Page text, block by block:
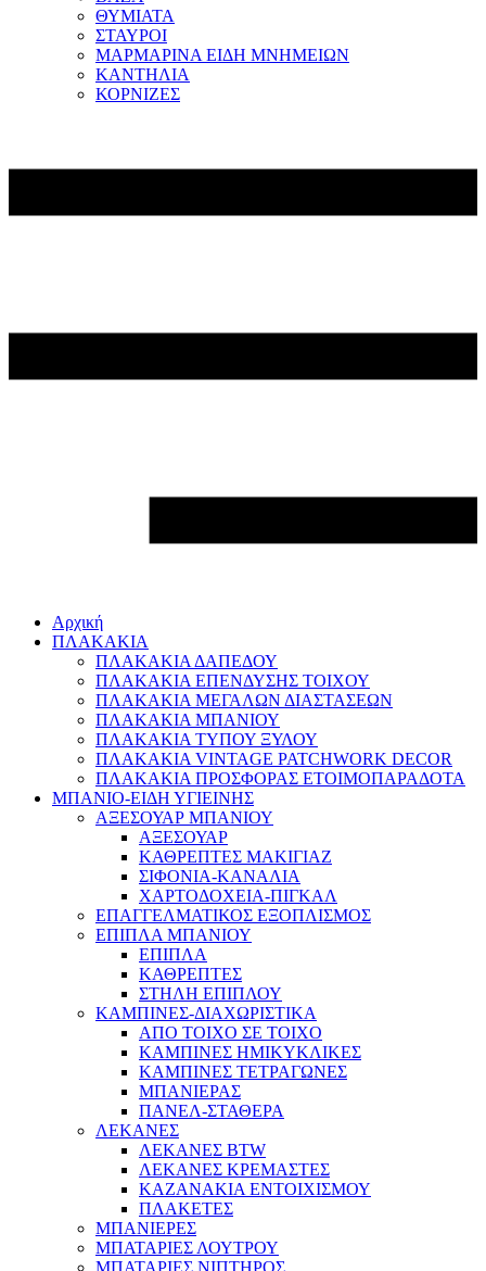
ΘΥΜΙΑΤΑ
ΣΤΑΥΡΟΙ
ΜΑΡΜΑΡΙΝΑ ΕΙΔΗ ΜΝΗΜΕΙΩΝ
ΚΑΝΤΗΛΙΑ
ΚΟΡΝΙΖΕΣ
Αρχική
ΠΛΑΚΑΚΙΑ
ΠΛΑΚΑΚΙΑ ΔΑΠΕΔΟΥ
ΠΛΑΚΑΚΙΑ ΕΠΕΝΔΥΣΗΣ ΤΟΙΧΟΥ
ΠΛΑΚΑΚΙΑ ΜΕΓΑΛΩΝ ΔΙΑΣΤΑΣΕΩΝ
ΠΛΑΚΑΚΙΑ ΜΠΑΝΙΟΥ
ΠΛΑΚΑΚΙΑ ΤΥΠΟΥ ΞΥΛΟΥ
ΠΛΑΚΑΚΙΑ VINTAGE PATCHWORK DECOR
ΠΛΑΚΑΚΙΑ ΠΡΟΣΦΟΡΑΣ ΕΤΟΙΜΟΠΑΡΑΔΟΤΑ
ΜΠΑΝΙΟ-ΕΙΔΗ ΥΓΙΕΙΝΗΣ
ΑΞΕΣΟΥΑΡ ΜΠΑΝΙΟΥ
ΑΞΕΣΟΥΑΡ
ΚΑΘΡΕΠΤΕΣ ΜΑΚΙΓΙΑΖ
ΣΙΦΟΝΙΑ-ΚΑΝΑΛΙΑ
ΧΑΡΤΟΔΟΧΕΙΑ-ΠΙΓΚΑΛ
ΕΠΑΓΓΕΛΜΑΤΙΚΟΣ ΕΞΟΠΛΙΣΜΟΣ
ΕΠΙΠΛΑ ΜΠΑΝΙΟΥ
ΕΠΙΠΛΑ
ΚΑΘΡΕΠΤΕΣ
ΣΤΗΛΗ ΕΠΙΠΛΟΥ
ΚΑΜΠΙΝΕΣ-ΔΙΑΧΩΡΙΣΤΙΚΑ
ΑΠΟ ΤΟΙΧΟ ΣΕ ΤΟΙΧΟ
ΚΑΜΠΙΝΕΣ ΗΜΙΚΥΚΛΙΚΕΣ
ΚΑΜΠΙΝΕΣ ΤΕΤΡΑΓΩΝΕΣ
ΜΠΑΝΙΕΡΑΣ
ΠΑΝΕΛ-ΣΤΑΘΕΡΑ
ΛΕΚΑΝΕΣ
ΛΕΚΑΝΕΣ BTW
ΛΕΚΑΝΕΣ ΚΡΕΜΑΣΤΕΣ
ΚΑΖΑΝΑΚΙΑ ΕΝΤΟΙΧΙΣΜΟΥ
ΠΛΑΚΕΤΕΣ
ΜΠΑΝΙΕΡΕΣ
ΜΠΑΤΑΡΙΕΣ ΛΟΥΤΡΟΥ
ΜΠΑΤΑΡΙΕΣ ΝΙΠΤΗΡΟΣ